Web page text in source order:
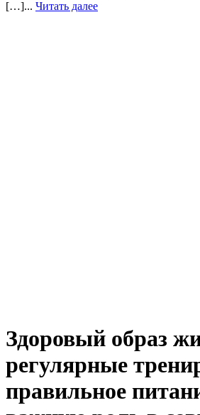
[…]... Читать далее
Здоровый образ
регулярные
правильное